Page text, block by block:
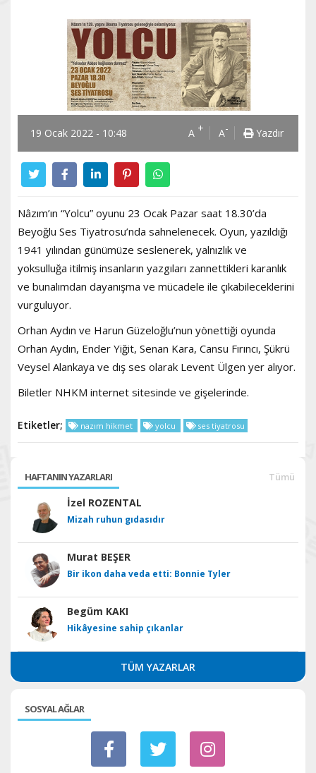
19 Ocak 2022 - 10:48 A + A- Yazdır
Nâzım’ın “Yolcu” oyunu 23 Ocak Pazar saat 18.30’da
Beyoğlu Ses Tiyatrosu’nda sahnelenecek. Oyun, yazıldığı
1941 yılından günümüze seslenerek, yalnızlık ve
yoksulluğa itilmiş insanların yazgıları zannettikleri karanlık
ve bunalımdan dayanışma ve mücadele ile çıkabileceklerini
vurguluyor.
Orhan Aydın ve Harun Güzeloğlu’nun yönettiği oyunda
Orhan Aydın, Ender Yiğit, Senan Kara, Cansu Fırıncı, Şükrü
Veysel Alankaya ve dış ses olarak Levent Ülgen yer alıyor.
Biletler NHKM internet sitesinde ve gişelerinde.
Etiketler; nazım hikmet yolcu ses tiyatrosu
HAFTANIN YAZARLARI Tümü
İzel ROZENTAL
Mizah ruhun gıdasıdır
Murat BEŞER
Bir ikon daha veda etti: Bonnie Tyler
Begüm KAKI
Hikâyesine sahip çıkanlar
TÜM YAZARLAR
SOSYAL AĞLAR